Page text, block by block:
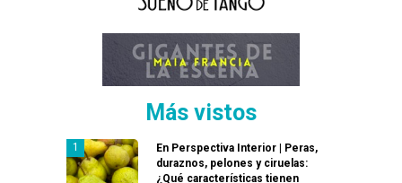
Más vistos
En Perspectiva Interior | Peras,
duraznos, pelones y ciruelas:
¿Qué características tienen